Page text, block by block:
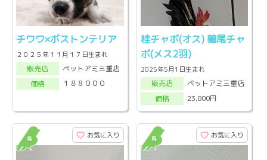
チワワ×ボストンテリア
２０２５年１１月１７日生まれ
販売店
ペットアミ三重店
価格
１８８０００
桂チャボ(オス) 鶉尾チャ
ボ(メス2羽)
2025年5月1日生まれ
販売店
ペットアミ三重店
価格
23,800円
お気に入り お気に入り